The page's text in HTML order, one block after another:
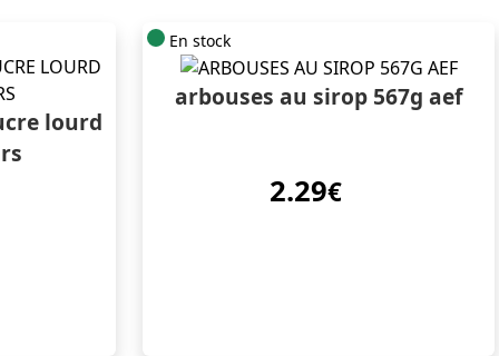
lourd
En stock
arbouses au sirop 567g aef
2.29€